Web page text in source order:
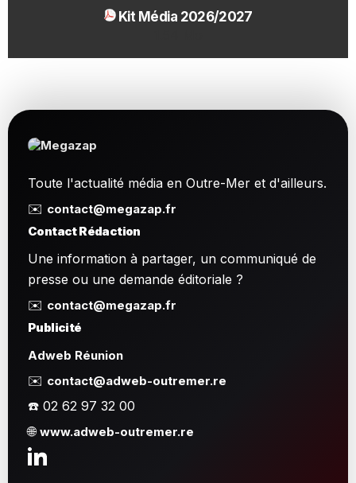
Kit Média 2026/2027
Toute l'actualité média en Outre-Mer et d'ailleurs.
✉️ contact@megazap.fr
Contact Rédaction
Une information à partager, un communiqué de
presse ou une demande éditoriale ?
✉️ contact@megazap.fr
Publicité
Adweb Réunion
✉️ contact@adweb-outremer.re
☎️ 02 62 97 32 00
🌐www.adweb-outremer.re